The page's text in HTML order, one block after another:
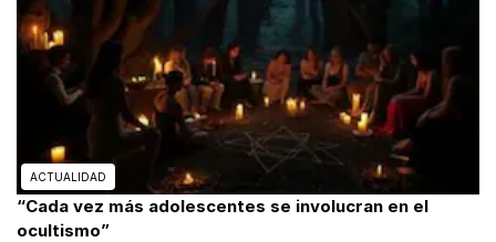
ACTUALIDAD
“Cada vez más adolescentes se involucran en el
ocultismo”